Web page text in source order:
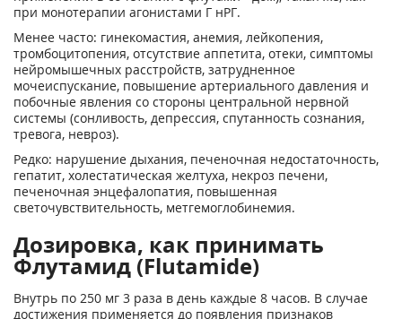
при монотерапии агонистами Г нРГ.
Менее часто: гинекомастия, анемия, лейкопения,
тромбоцитопения, отсутствие аппетита, отеки, симптомы
нейромышечных расстройств, затрудненное
мочеиспускание, повышение артериального давления и
побочные явления со стороны центральной нервной
системы (сонливость, депрес­сия, спутанность сознания,
тревога, невроз).
Редко: нарушение дыхания, печеночная недостаточность,
гепатит, холестатическая желтуха, некроз печени,
печеночная энцефалопатия, повышен­ная
светочувствительность, метгемоглобинемия.
Дозировка, как принимать
Флутамид (Flutamide)
Внутрь по 250 мг 3 раза в день каждые 8 часов. В случае
достижения применяется до появления признаков